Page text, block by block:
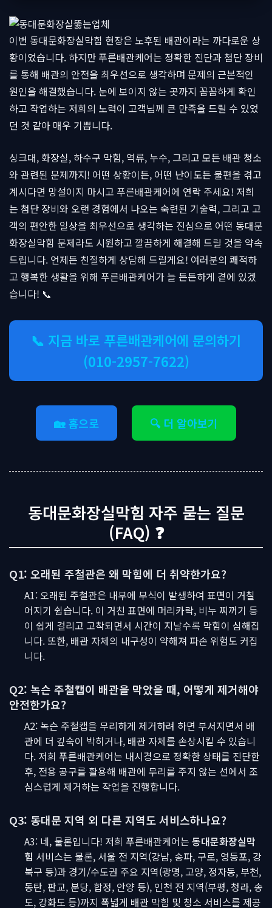
이번 동대문화장실막힘 현장은 노후된 배관이라는 까다로운 상
황이었습니다. 하지만 푸른배관케어는 정확한 진단과 첨단 장비
를 통해 배관의 안전을 최우선으로 생각하며 문제의 근본적인
원인을 해결했습니다. 눈에 보이지 않는 곳까지 꼼꼼하게 확인
하고 작업하는 저희의 노력이 고객님께 큰 만족을 드릴 수 있었
던 것 같아 매우 기쁩니다.
싱크대, 화장실, 하수구 막힘, 역류, 누수, 그리고 모든 배관 청소
와 관련된 문제까지! 어떤 상황이든, 어떤 난이도든 불편을 겪고
계시다면 망설이지 마시고 푸른배관케어에 연락 주세요! 저희
는 첨단 장비와 오랜 경험에서 나오는 숙련된 기술력, 그리고 고
객의 편안한 일상을 최우선으로 생각하는 진심으로 어떤 동대문
화장실막힘 문제라도 시원하고 깔끔하게 해결해 드릴 것을 약속
드립니다. 언제든 친절하게 상담해 드릴게요! 여러분의 쾌적하
고 행복한 생활을 위해 푸른배관케어가 늘 든든하게 곁에 있겠
습니다! 📞
📞 지금 바로 푸른배관케어에 문의하기
(010-2957-7622)
🏡 홈으로 🔍 더 알아보기
동대문화장실막힘 자주 묻는 질문
(FAQ) ❓
Q1: 오래된 주철관은 왜 막힘에 더 취약한가요?
A1: 오래된 주철관은 내부에 부식이 발생하여 표면이 거칠
어지기 쉽습니다. 이 거친 표면에 머리카락, 비누 찌꺼기 등
이 쉽게 걸리고 고착되면서 시간이 지날수록 막힘이 심해집
니다. 또한, 배관 자체의 내구성이 약해져 파손 위험도 커집
니다.
Q2: 녹슨 주철캡이 배관을 막았을 때, 어떻게 제거해야
안전한가요?
A2: 녹슨 주철캡을 무리하게 제거하려 하면 부서지면서 배
관에 더 깊숙이 박히거나, 배관 자체를 손상시킬 수 있습니
다. 저희 푸른배관케어는 내시경으로 정확한 상태를 진단한
후, 전용 공구를 활용해 배관에 무리를 주지 않는 선에서 조
심스럽게 제거하는 작업을 진행합니다.
Q3: 동대문 지역 외 다른 지역도 서비스하나요?
A3: 네, 물론입니다! 저희 푸른배관케어는 동대문화장실막
힘 서비스는 물론, 서울 전 지역(강남, 송파, 구로, 영등포, 강
북구 등)과 경기/수도권 주요 지역(광명, 고양, 정자동, 부천,
동탄, 판교, 분당, 합정, 안양 등), 인천 전 지역(부평, 청라, 송
도, 강화도 등)까지 폭넓게 배관 막힘 및 청소 서비스를 제공